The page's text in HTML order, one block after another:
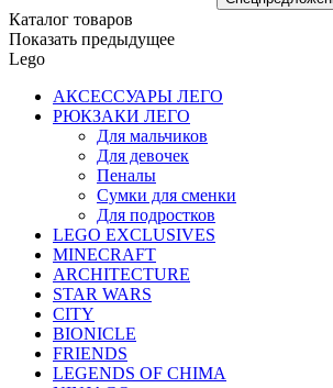
Каталог товаров
Показать предыдущее
Lego
АКСЕССУАРЫ ЛЕГО
РЮКЗАКИ ЛЕГО
Для мальчиков
Для девочек
Пеналы
Сумки для сменки
Для подростков
LEGO EXCLUSIVES
MINECRAFT
ARCHITECTURE
STAR WARS
CITY
BIONICLE
FRIENDS
LEGENDS OF CHIMA